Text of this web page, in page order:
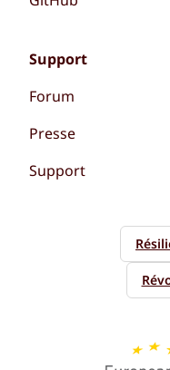
Support
Forum
Presse
Support